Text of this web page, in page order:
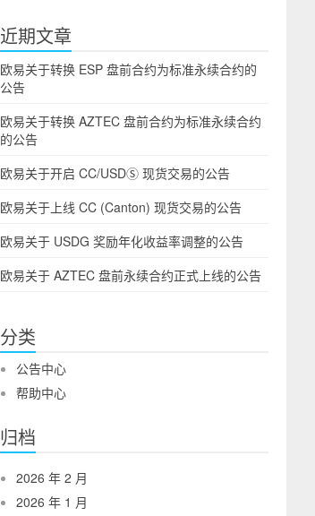
近期文章
欧易关于转换 ESP 盘前合约为标准永续合约的
公告
欧易关于转换 AZTEC 盘前合约为标准永续合约
的公告
欧易关于开启 CC/USDⓈ 现货交易的公告
欧易关于上线 CC (Canton) 现货交易的公告
欧易关于 USDG 奖励年化收益率调整的公告
欧易关于 AZTEC 盘前永续合约正式上线的公告
分类
公告中心
帮助中心
归档
2026 年 2 月
2026 年 1 月